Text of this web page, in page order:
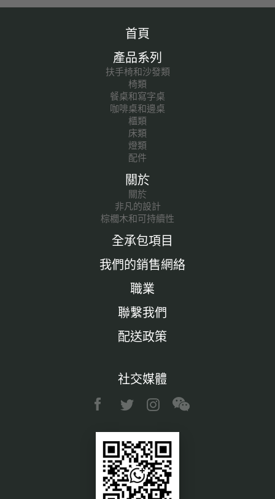
首頁
產品系列
扶手椅和沙發類
椅類
餐桌和寫字桌
咖啡桌和邊桌
櫃類
床類
燈類
配件
關於
關於
非凡的設計
棕櫚木和可持續性
全承包項目
我們的銷售網絡
職業
聯繫我們
配送政策
社交媒體